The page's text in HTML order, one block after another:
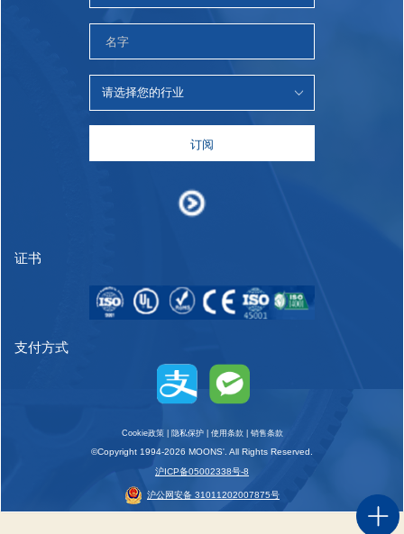
订阅
证书
支付方式
Cookie政策| 隐私保护| 使用条款| 销售条款
©Copyright 1994-2026 MOONS'. All Rights Reserved.
沪ICP备05002338号-8
沪公网安备 31011202007875号